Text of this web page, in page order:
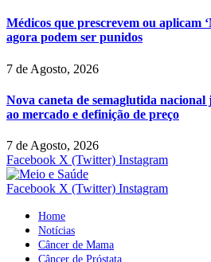
Médicos que prescrevem ou aplicam
agora podem ser punidos
7 de Agosto, 2026
Nova caneta de semaglutida
ao mercado e definição de preço
7 de Agosto, 2026
Facebook X (Twitter) Instagram
Facebook X (Twitter) Instagram
Home
Notícias
Câncer de Mama
Câncer de Próstata